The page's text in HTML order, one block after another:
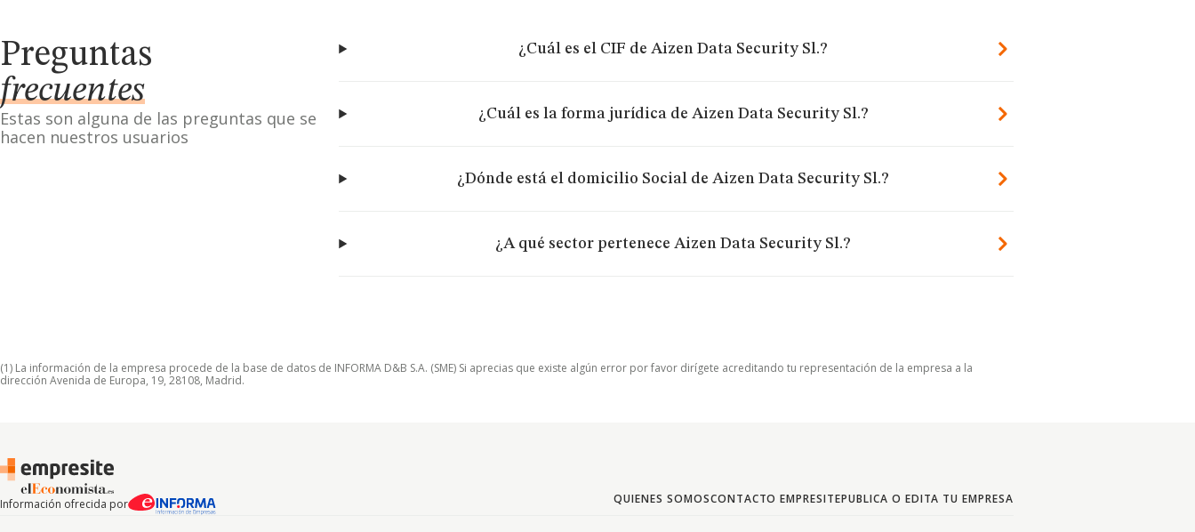
Preguntas
frecuentes
Estas son alguna de las preguntas que se
hacen nuestros usuarios
¿Cuál es el CIF de Aizen Data Security Sl.?
¿Cuál es la forma jurídica de Aizen Data Security Sl.?
¿Dónde está el domicilio Social de Aizen Data Security Sl.?
¿A qué sector pertenece Aizen Data Security Sl.?
(1) La información de la empresa procede de la base de datos de INFORMA D&B S.A. (SME) Si aprecias que existe algún error por favor dirígete acreditando tu representación de la empresa a la
dirección Avenida de Europa, 19, 28108, Madrid.
Información ofrecida por QUIENES SOMOSCONTACTO EMPRESITEPUBLICA O EDITA TU EMPRESA